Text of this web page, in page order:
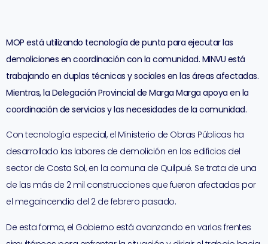
MOP está utilizando tecnología de punta para ejecutar las
demoliciones en coordinación con la comunidad. MINVU está
trabajando en duplas técnicas y sociales en las áreas afectadas.
Mientras, la Delegación Provincial de Marga Marga apoya en la
coordinación de servicios y las necesidades de la comunidad.
Con tecnología especial, el Ministerio de Obras Públicas ha
desarrollado las labores de demolición en los edificios del
sector de Costa Sol, en la comuna de Quilpué. Se trata de una
de las más de 2 mil construcciones que fueron afectadas por
el megaincendio del 2 de febrero pasado.
De esta forma, el Gobierno está avanzando en varios frentes